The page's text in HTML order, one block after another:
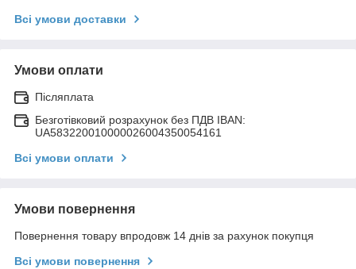
Всі умови доставки
Умови оплати
Післяплата
Безготівковий розрахунок без ПДВ IBAN:
UA583220010000026004350054161
Всі умови оплати
Умови повернення
Повернення товару впродовж 14 днів за рахунок покупця
Всі умови повернення